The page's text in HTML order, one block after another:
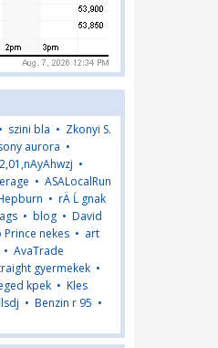
• szini bla • Zkonyi S.
aurora •
•
• ASALocalRun
• rÄ Ĺ gnak
• blog • David
Prince nekes • art
• AvaTrade
gyermekek •
kpek • Kles
• Benzin r 95 •